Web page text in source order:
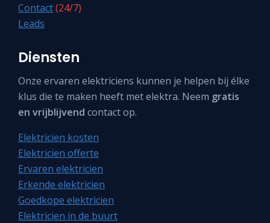
Contact(24/7)
Leads
Diensten
Onze ervaren elektriciens kunnen je helpen bij élke
klus die te maken heeft met elektra. Neem gratis
en vrijblijvend contact op.
Elektricien kosten
Elektricien offerte
Ervaren elektricien
Erkende elektricien
Goedkope elektricien
Elektricien in de buurt